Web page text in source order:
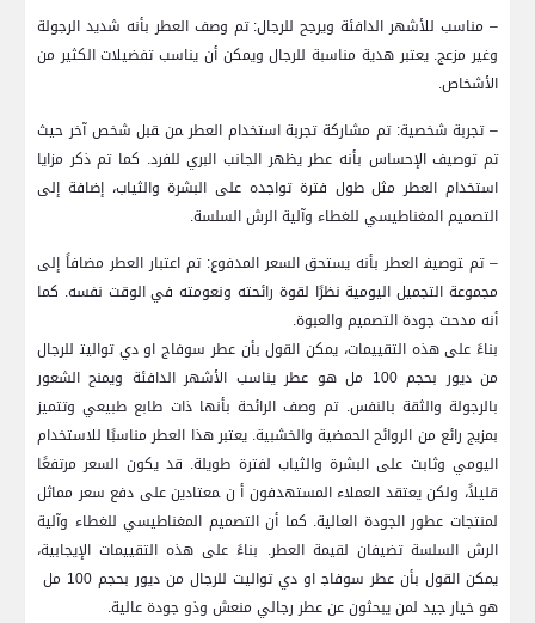
– مناسب للأشهر الدافئة ويرجح‌ للرجال: تم وصف العطر بأنه شديد الرجولة
وغير مزعج. يعتبر هدية مناسبة⁣ للرجال ويمكن أن يناسب تفضيلات الكثير من
الأشخاص.
– تجربة شخصية: تم مشاركة تجربة​ استخدام العطر ‍من ‍قبل⁣ شخص آخر ‌حيث
تم توصيف الإحساس بأنه عطر يظهر الجانب البري للفرد. كما ⁤تم ذكر مزايا
استخدام العطر مثل ⁤طول فترة تواجده على البشرة والثياب، إضافة إلى⁣
التصميم المغناطيسي للغطاء وآلية الرش السلسة.
– تم ‍توصيف‍ العطر بأنه⁢ يستحق السعر المدفوع: تم اعتبار العطر مضافاً إلى
مجموعة التجميل اليومية ‌نظرًا لقوة رائحته ونعومته في الوقت نفسه.⁤ كما
أنه مدحت جودة التصميم والعبوة.
بناءً ⁣على هذه التقييمات، يمكن القول بأن عطر سوفاج او دي تواليت‍ للرجال
من ديور ​بحجم 100 مل هو عطر يناسب ⁣الأشهر⁢ الدافئة ويمنح⁢ الشعور
بالرجولة والثقة ⁣بالنفس. تم وصف الرائحة بأنها ذات طابع طبيعي وتتميز​
بمزيج ⁢رائع من الروائح الحمضية والخشبية. ⁢يعتبر هذا العطر ⁤مناسبًا للاستخدام
اليومي وثابت على البشرة ⁢والثياب لفترة طويلة. قد يكون السعر ⁣مرتفعًا
قليلاً، ولكن يعتقد العملاء ⁤المستهدفون أ⁤ ن ‍معتادين على دفع سعر⁤ مماثل
لمنتجات⁢ عطور الجودة‍ العالية.⁣ كما أن التصميم المغناطيسي للغطاء وآلية
الرش السلسة⁤ تضيفان لقيمة العطر. بناءً على هذه التقييمات الإيجابية،
يمكن القول بأن عطر‍ سوفاج‍ او دي⁢ تواليت للرجال من ديور بحجم 100 مل ​
هو خيار ‍جيد لمن يبحثون عن عطر​ رجالي منعش⁣ وذو جودة عالية.